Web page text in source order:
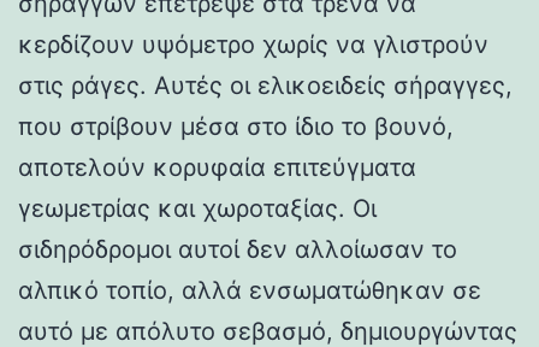
κερδίζουν υψόμετρο χωρίς να γλιστρούν
στις ράγες. Αυτές οι ελικοειδείς σήραγγες,
που στρίβουν μέσα στο ίδιο το βουνό,
αποτελούν κορυφαία επιτεύγματα
γεωμετρίας και χωροταξίας. Οι
σιδηρόδρομοι αυτοί δεν αλλοίωσαν το
αλπικό τοπίο, αλλά ενσωματώθηκαν σε
αυτό με απόλυτο σεβασμό, δημιουργώντας